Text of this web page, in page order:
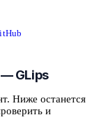
— GLips
Ниже останется
и